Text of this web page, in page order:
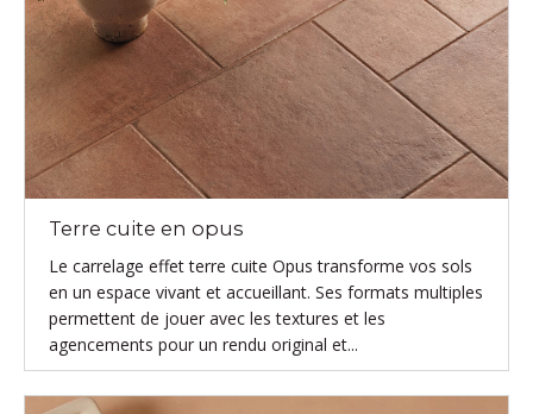
Terre cuite en opus
Le carrelage effet terre cuite Opus transforme vos sols
en un espace vivant et accueillant. Ses formats multiples
permettent de jouer avec les textures et les
agencements pour un rendu original et...